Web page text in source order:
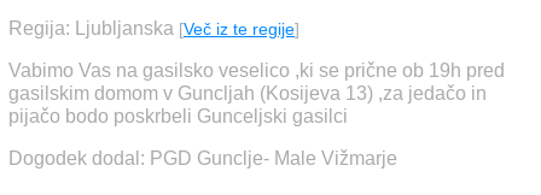
Regija: Ljubljanska [Več iz te regije]
Vabimo Vas na gasilsko veselico ,ki se prične ob 19h pred
gasilskim domom v Guncljah (Kosijeva 13) ,za jedačo in
pijačo bodo poskrbeli Gunceljski gasilci
Dogodek dodal: PGD Gunclje- Male Vižmarje